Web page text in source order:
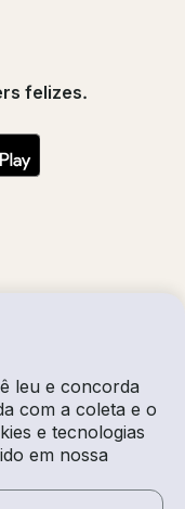
leu e concorda
com a coleta e o
e tecnologias
em nossa
felizes.
$203 /hora